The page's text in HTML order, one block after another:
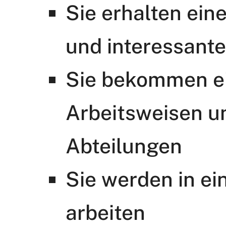
Sie erhalten
und
Sie bekommen
Arbeitsweisen
Abteilungen
Sie werden in
arbeiten